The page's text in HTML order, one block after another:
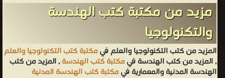
مزيد من مكتبة كتب الهندسة
والتكنولوجيا
المزيد من كتب التكنولوجيا والعلم فيمكتبة كتب التكنولوجيا والعلم
, المزيد من كتب الهندسة فيمكتبة كتب الهندسة, المزيد من كتب
الهندسة المدنية والمعمارية فيمكتبة كتب الهندسة المدنية